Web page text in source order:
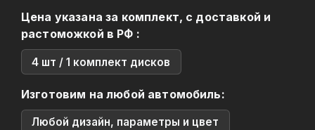
Цена указана за комплект, с доставкой и
растоможкой в РФ :
4 шт / 1 комплект дисков
Изготовим на любой автомобиль:
Любой дизайн, параметры и цвет